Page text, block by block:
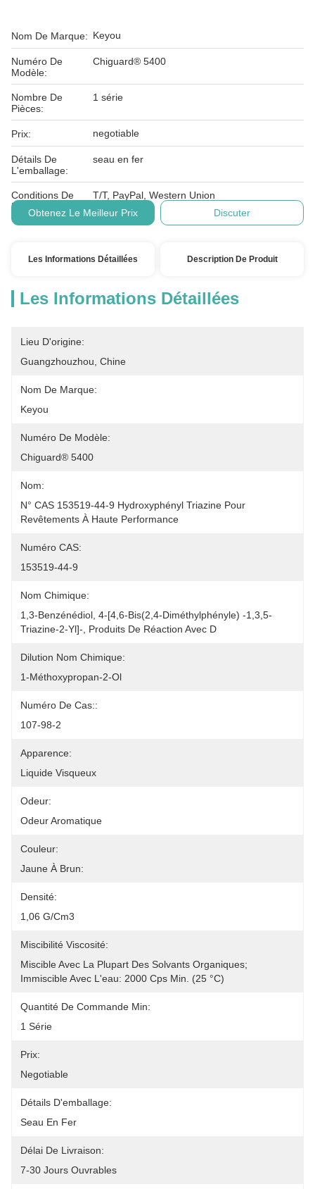
Nom De Marque: Keyou
Numéro De
Modèle:
Chiguard® 5400
Nombre De
Pièces:
1 série
Prix: negotiable
Détails De
L'emballage:
seau en fer
Conditions De
Paiement:
T/T, PayPal, Western Union
Obtenez Le Meilleur Prix
Discuter
Les Informations Détaillées Description De Produit
Les Informations Détaillées
Lieu D'origine:
Guangzhouzhou, Chine
Nom De Marque:
Keyou
Numéro De Modèle:
Chiguard® 5400
Nom:
N° CAS 153519-44-9 Hydroxyphényl Triazine Pour
Revêtements À Haute Performance
Numéro CAS:
153519-44-9
Nom Chimique:
1,3-Benzénédiol, 4-[4,6-Bis(2,4-Diméthylphényle) -1,3,5-
Triazine-2-Yl]-, Produits De Réaction Avec D
Dilution Nom Chimique:
1-Méthoxypropan-2-Ol
Numéro De Cas::
107-98-2
Apparence:
Liquide Visqueux
Odeur:
Odeur Aromatique
Couleur:
Jaune À Brun:
Densité:
1,06 G/cm3
Miscibilité Viscosité:
Miscible Avec La Plupart Des Solvants Organiques;
Immiscible Avec L'eau: 2000 Cps Min. (25 °C)
Quantité De Commande Min:
1 Série
Prix:
Negotiable
Détails D'emballage:
Seau En Fer
Délai De Livraison:
7-30 Jours Ouvrables